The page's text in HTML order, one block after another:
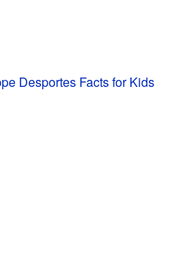
Desportes Facts for Kids